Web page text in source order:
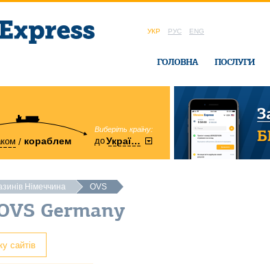
УКР РУС ENG
ГОЛОВНА ПОСЛУГИ
кораблем
Виберіть країну:
доУкраїни
область:
Вінницька
Німеччина OVS
Germany
сайтів